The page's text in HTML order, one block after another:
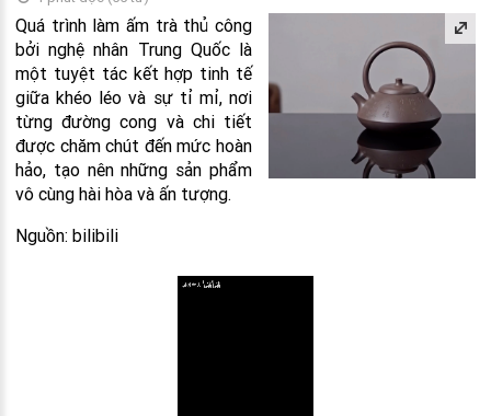
Quá trình làm ấm trà thủ công
bởi nghệ nhân Trung Quốc là
một tuyệt tác kết hợp tinh tế
giữa khéo léo và sự tỉ mỉ, nơi
từng đường cong và chi tiết
được chăm chút đến mức hoàn
hảo, tạo nên những sản phẩm
vô cùng hài hòa và ấn tượng.
Nguồn: bilibili